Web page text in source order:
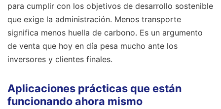
para cumplir con los objetivos de desarrollo sostenible
que exige la administración. Menos transporte
significa menos huella de carbono. Es un argumento
de venta que hoy en día pesa mucho ante los
inversores y clientes finales.
Aplicaciones prácticas que están
funcionando ahora mismo